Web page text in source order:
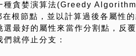
種貪婪演算法(Greedy
根節點，並以計算過後各屬性的
選最好的屬性來當作分割點，反
就停止分支：